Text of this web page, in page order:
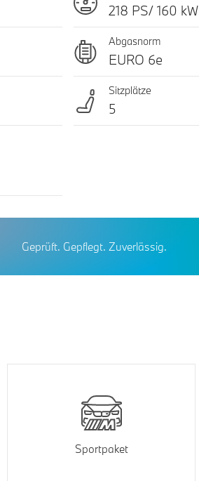
218 PS/ 160 kW
Abgasnorm
EURO 6e
Sitzplätze
5
Geprüft. Gepflegt. Zuverlässig.
Sportpaket